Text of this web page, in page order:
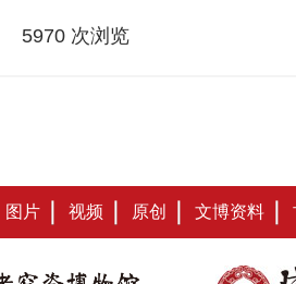
5970 次浏览
图片 视频 原创 文博资料